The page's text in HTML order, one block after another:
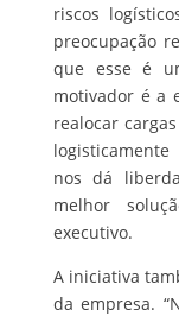
riscos
preocupação
que esse é
motivador é a
realocar
nos dá
melhor
executivo.
A iniciativa
da empresa.